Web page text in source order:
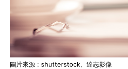
圖片來源 : shutterstock、達志影像